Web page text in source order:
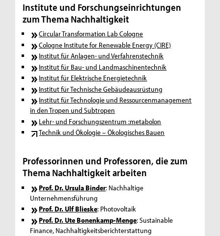
Institute und Forschungseinrichtungen
zum Thema Nachhaltigkeit
Circular Transformation Lab Cologne
Cologne Institute for Renewable Energy (CIRE)
Institut für Anlagen- und Verfahrenstechnik
Institut für Bau- und Landmaschinentechnik
Institut für Elektrische Energietechnik
Institut für Technische Gebäudeausrüstung
Institut für Technologie und Ressourcenmanagement
in den Tropen und Subtropen
Lehr- und Forschungszentrum :metabolon
Technik und Ökologie – Ökologisches Bauen
Professorinnen und Professoren, die zum
Thema Nachhaltigkeit arbeiten
Prof. Dr. Ursula Binder: Nachhaltige
Unternehmensführung
Prof. Dr. Ulf Blieske: Photovoltaik
Prof. Dr. Ute Bonenkamp-Menge: Sustainable
Finance, Nachhaltigkeitsberichterstattung